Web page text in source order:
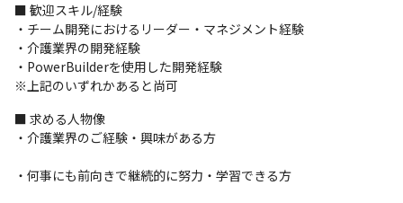
おいて、安定した就業環境で腰を据えてキャリア形成が可能で
す。
＜開発実績/案件＞
・介護業務支援ソフトウェア（法改正対応）
開発。
介護保険法の改正に伴うケアマネ向け機能の改修対応。
→PowerBuilderを利用したデスクトップアプリケーション改修
■ 歓迎スキル/経験
・チーム開発におけるリーダー・マネジメント経験
・介護業界の開発経験
・PowerBuilderを使用した開発経験
※上記のいずれかあると尚可
■ 求める人物像
・介護業界のご経験・興味がある方
・何事にも前向きで継続的に努力・学習できる方